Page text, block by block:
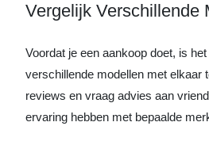
Vergelijk Verschillende
Voordat je een aankoop doet, is
verschillende modellen met elkaar
reviews en vraag advies aan
ervaring hebben met bepaalde